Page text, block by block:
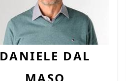
DANIELE DAL